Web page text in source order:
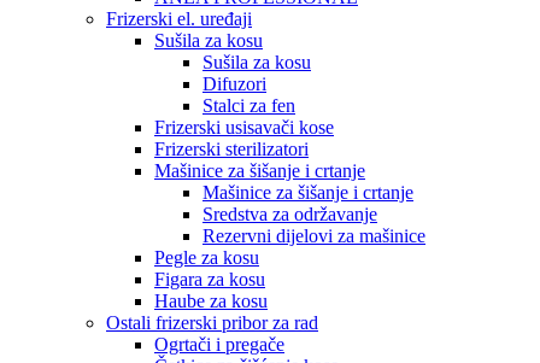
Frizerski el. uređaji
Sušila za kosu
Sušila za kosu
Difuzori
Stalci za fen
Frizerski usisavači kose
Frizerski sterilizatori
Mašinice za šišanje i crtanje
Mašinice za šišanje i crtanje
Sredstva za održavanje
Rezervni dijelovi za mašinice
Pegle za kosu
Figara za kosu
Haube za kosu
Ostali frizerski pribor za rad
Ogrtači i pregače